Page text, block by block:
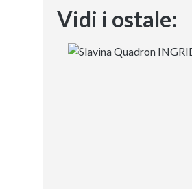
Vidi i ostale: